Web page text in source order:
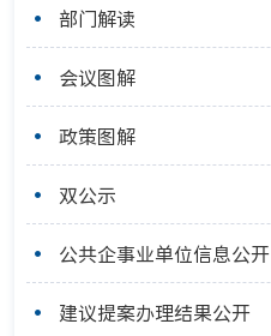
部门解读
会议图解
政策图解
双公示
公共企事业单位信息公开
建议提案办理结果公开